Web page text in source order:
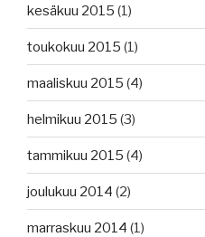
kesäkuu 2015 (1)
toukokuu 2015 (1)
maaliskuu 2015 (4)
helmikuu 2015 (3)
tammikuu 2015 (4)
joulukuu 2014 (2)
marraskuu 2014 (1)